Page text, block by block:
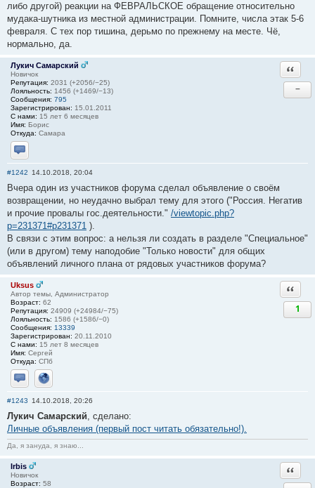
либо другой) реакции на ФЕВРАЛЬСКОЕ обращение относительно
мудака-шутника из местной администрации. Помните, числа этак 5-6
февраля. С тех пор тишина, дерьмо по прежнему на месте. Чё,
нормально, да.
Лукич Самарский
Новичок
Репутация: 2031 (+2056/−25)
Лояльность: 1456 (+1469/−13)
Сообщения: 795
Зарегистрирован: 15.01.2011
С нами: 15 лет 6 месяцев
Имя: Борис
Откуда: Самара
Отправить личное сообщение
−
#1242 14.10.2018, 20:04
Вчера один из участников форума сделал объявление о своём
возвращении, но неудачно выбрал тему для этого ("Россия. Негатив
и прочие провалы гос.деятельности." /viewtopic.php?
p=231371#p231371 ).
В связи с этим вопрос: а нельзя ли создать в разделе "Специальное"
(или в другом) тему наподобие "Только новости" для общих
объявлений личного плана от рядовых участников форума?
Uksus
Автор темы, Администратор
Возраст: 62
Репутация: 24909 (+24984/−75)
Лояльность: 1586 (+1586/−0)
Сообщения: 13339
Зарегистрирован: 20.11.2010
С нами: 15 лет 8 месяцев
Имя: Сергей
Откуда: СПб
Отправить личное сообщение
Сайт
1
#1243 14.10.2018, 20:26
Лукич Самарский, сделано:
Личные объявления (первый пост читать обязательно!).
Да, я зануда, я знаю...
Irbis
Новичок
Возраст: 58